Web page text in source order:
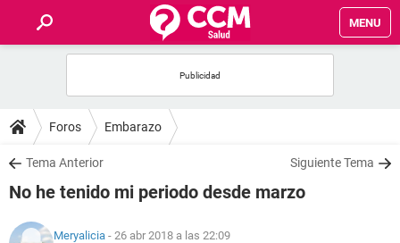
MENU
FOROS
SALUD
Foros Embarazo
Tema Anterior Siguiente Tema
No he tenido mi periodo desde marzo
Meryalicia - 26 abr 2018 a las 22:09